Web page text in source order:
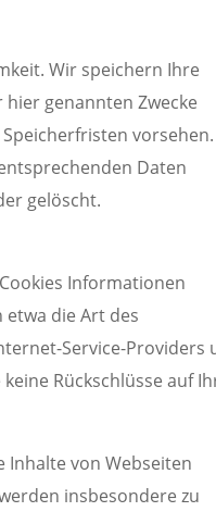
Wir speichern Ihre
genannten Zwecke
vorsehen.
Daten
gelöscht.
Informationen
die Art des
Service-Providers
Rückschlüsse auf
von Webseiten
insbesondere zu